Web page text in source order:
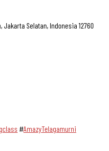
Jakarta Selatan, Indonesia 12760
#AmazyTelagamurni